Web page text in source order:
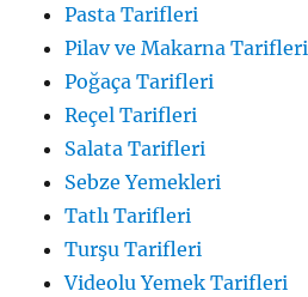
Pasta Tarifleri
Pilav ve Makarna Tarifleri
Poğaça Tarifleri
Reçel Tarifleri
Salata Tarifleri
Sebze Yemekleri
Tatlı Tarifleri
Turşu Tarifleri
Videolu Yemek Tarifleri